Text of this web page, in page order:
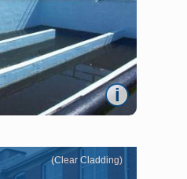
i
(Clear Cladding)